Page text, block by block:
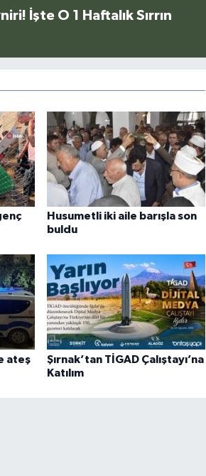
İşte O 1 Haftalık Sırrın
Husumetli iki aile barışla son
buldu
ateş
Şırnak’tan TİGAD Çalıştayı’na
Katılım